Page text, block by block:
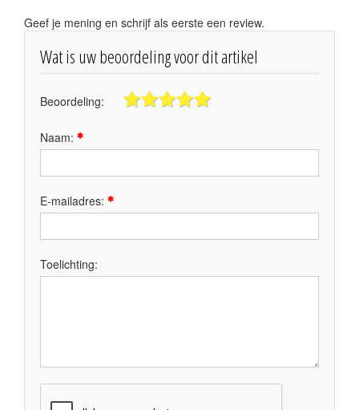
Geef je mening en schrijf als eerste een review.
Wat is uw beoordeling voor dit artikel
Beoordeling:
Naam:
E-mailadres:
Toelichting: